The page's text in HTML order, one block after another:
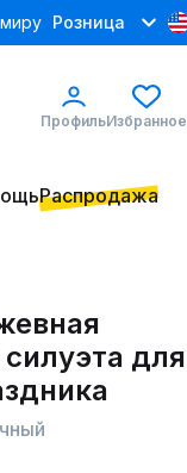
Розница
ПрофильИзбранное
Распродажа
для